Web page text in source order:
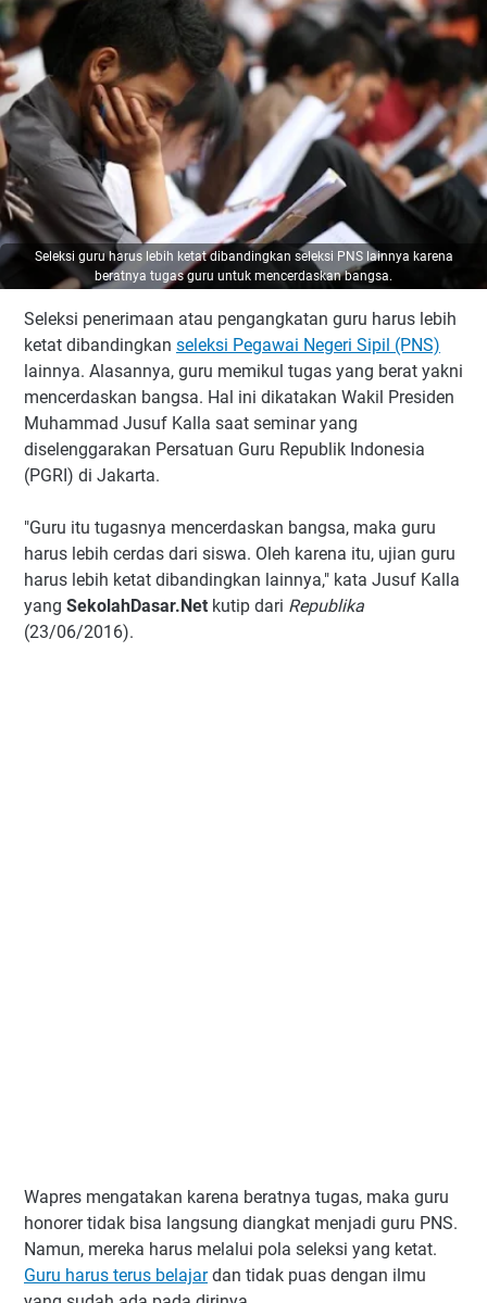
Seleksi guru harus lebih ketat dibandingkan seleksi PNS lainnya karena
beratnya tugas guru untuk mencerdaskan bangsa.
Seleksi penerimaan atau pengangkatan guru harus lebih
ketat dibandingkan seleksi Pegawai Negeri Sipil (PNS)
lainnya. Alasannya, guru memikul tugas yang berat yakni
mencerdaskan bangsa. Hal ini dikatakan Wakil Presiden
Muhammad Jusuf Kalla saat seminar yang
diselenggarakan Persatuan Guru Republik Indonesia
(PGRI) di Jakarta.
"Guru itu tugasnya mencerdaskan bangsa, maka guru
harus lebih cerdas dari siswa. Oleh karena itu, ujian guru
harus lebih ketat dibandingkan lainnya," kata Jusuf Kalla
yang SekolahDasar.Net kutip dari Republika
(23/06/2016).
Wapres mengatakan karena beratnya tugas, maka guru
honorer tidak bisa langsung diangkat menjadi guru PNS.
Namun, mereka harus melalui pola seleksi yang ketat.
Guru harus terus belajardan tidak puas dengan ilmu